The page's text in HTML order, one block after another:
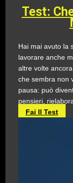
Test:
Hai mai avuto la
lavorare anche
altre volte
che sembra non
pausa: può
pensieri,
Fai Il Test